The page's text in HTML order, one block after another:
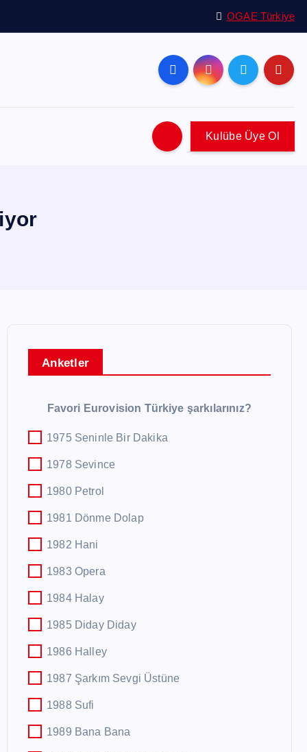
OGAE Türkiye
Kulübe Üye Ol
Anketler
Favori Eurovision Türkiye şarkılarınız?
1975 Seninle Bir Dakika
1978 Sevince
1980 Petrol
1981 Dönme Dolap
1982 Hani
1983 Opera
1984 Halay
1985 Diday Diday
1986 Halley
1987 Şarkım Sevgi Üstüne
1988 Sufi
1989 Bana Bana